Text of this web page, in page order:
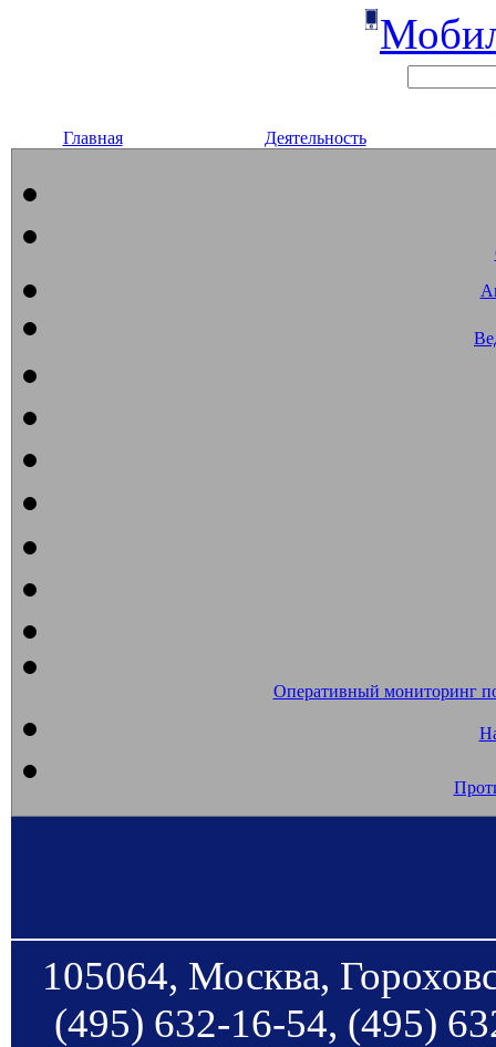
Главная Деятельность
Оперативный мониторинг
105064, Москва,
(495) 632-16-54, (495)